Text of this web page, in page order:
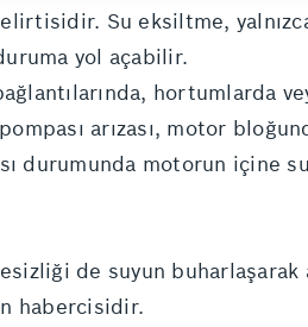
Su eksiltme,
yol açabilir.
hortumlarda
arızası, motor
durumunda motorun içine
de suyun buharlaşarak
habercisidir.